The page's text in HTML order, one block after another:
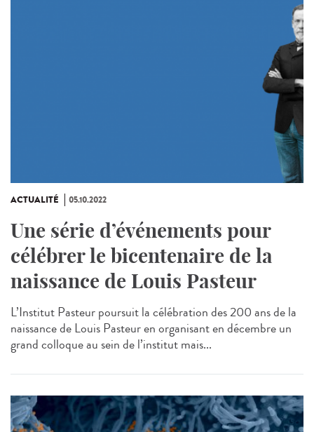
ACTUALITÉ 05.10.2022
Une série d’événements pour
célébrer le bicentenaire de la
naissance de Louis Pasteur
L’Institut Pasteur poursuit la célébration des 200 ans de la
naissance de Louis Pasteur en organisant en décembre un
grand colloque au sein de l’institut mais...